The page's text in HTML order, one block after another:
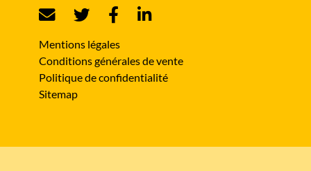
Mentions légales
Conditions générales de vente
Politique de confidentialité
Sitemap